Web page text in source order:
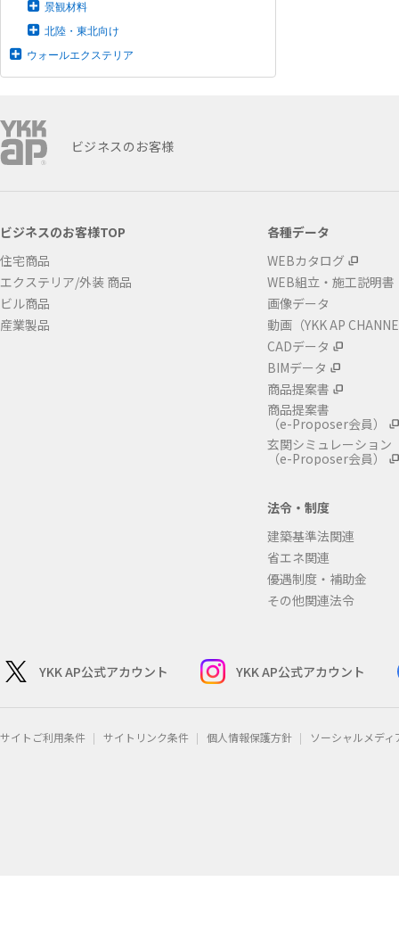
景観材料
北陸・東北向け
ウォールエクステリア
ビジネスのお客様
ビジネスのお客様TOP
住宅商品
エクステリア/外装 商品
ビル商品
産業製品
各種データ
WEBカタログ
WEB組立・施工説明書
画像データ
動画（YKK AP
CADデータ
BIMデータ
商品提案書
商品提案書
（e-Proposer会員）
玄関シミュレーション
（e-Proposer会員）
法令・制度
建築基準法関連
省エネ関連
優遇制度・補助金
その他関連法令
YKK AP公式アカウント YKK AP公式アカウント
サイトご利用条件 サイトリンク条件 個人情報保護方針 ソーシャルメデ